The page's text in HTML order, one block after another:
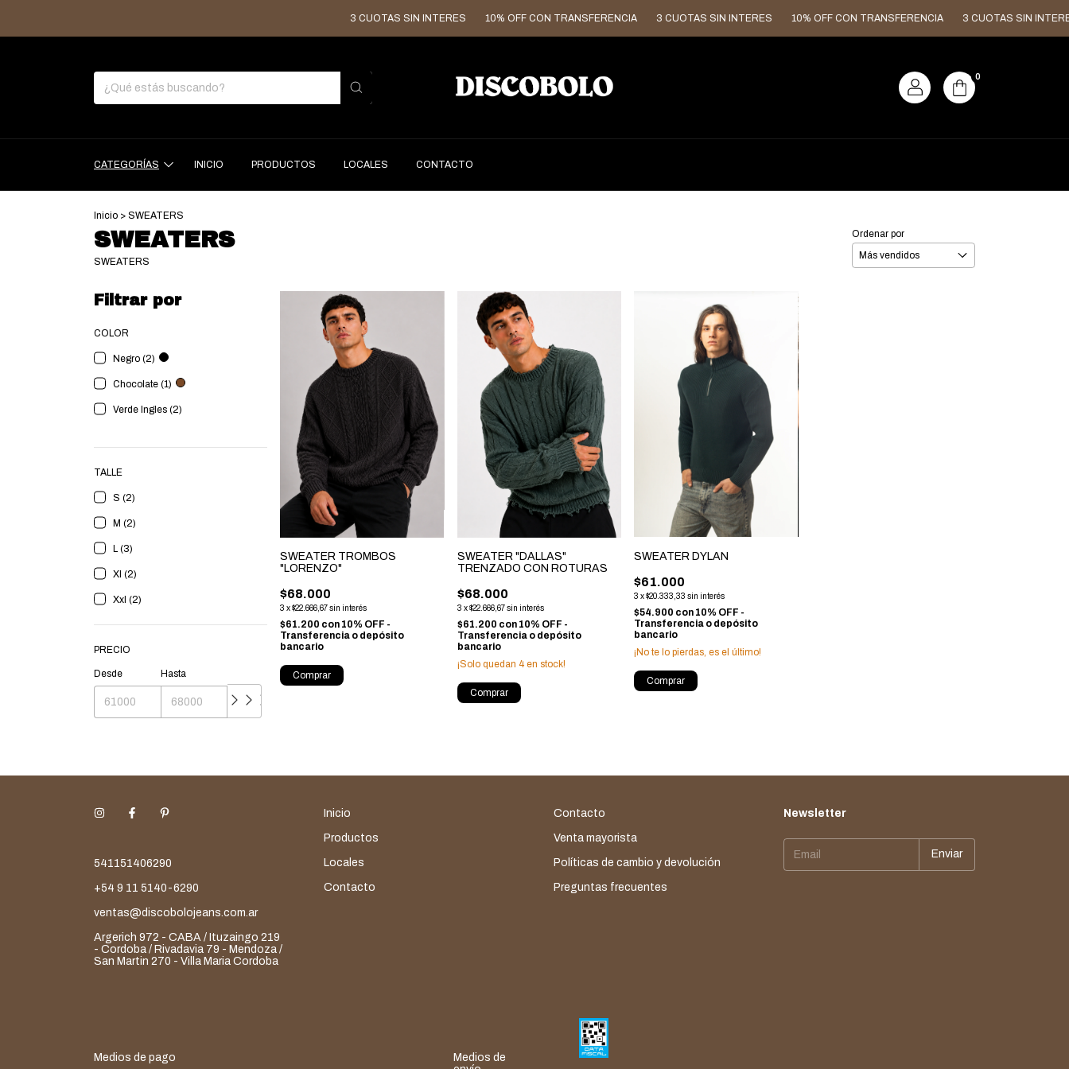
3 CUOTAS SIN INTERES 10% OFF CON TRANSFERENCIA 3 CUOTAS SIN INTERES 10% OFF CON TRANSFERENCIA 3 CUOTAS SIN INTERES
0
CATEGORÍAS INICIO PRODUCTOS LOCALES CONTACTO
Inicio > SWEATERS
SWEATERS
SWEATERS
Ordenar por
Filtrar por
COLOR
Negro (2)
Chocolate (1)
Verde Ingles (2)
TALLE
S (2)
M (2)
L (3)
Xl (2)
Xxl (2)
PRECIO
Desde Hasta
SWEATER TROMBOS
"LORENZO"
$68.000
3 x$22.666,67 sin interés
$61.200 con 10% OFF -
Transferencia o depósito
bancario
Comprar
SWEATER "DALLAS"
TRENZADO CON ROTURAS
$68.000
3 x$22.666,67 sin interés
$61.200 con 10% OFF -
Transferencia o depósito
bancario
¡Solo quedan 4en stock!
Comprar
SWEATER DYLAN
$61.000
3 x$20.333,33 sin interés
$54.900 con 10% OFF -
Transferencia o depósito
bancario
¡No te lo pierdas, es el último!
Comprar
541151406290
+54 9 11 5140-6290
ventas@discobolojeans.com.ar
Argerich 972 - CABA / Ituzaingo 219
- Cordoba / Rivadavia 79 - Mendoza /
San Martin 270 - Villa Maria Cordoba
Inicio
Productos
Locales
Contacto
Contacto
Venta mayorista
Políticas de cambio y devolución
Preguntas frecuentes
Newsletter
Medios de pago
Medios de